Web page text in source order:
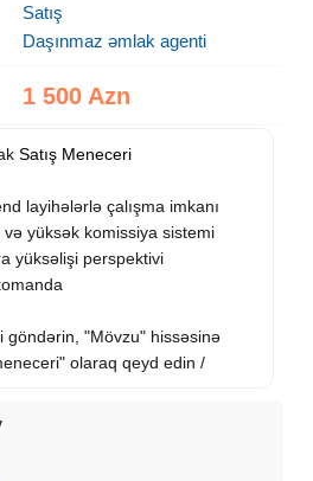
Satış
Daşınmaz əmlak agenti
1 500 Azn
Satış Meneceri
layihələrlə çalışma imkanı
yüksək komissiya sistemi
yüksəlişi perspektivi
göndərin, "Mövzu" hissəsinə
olaraq qeyd edin /
81 68.
layihələrinin